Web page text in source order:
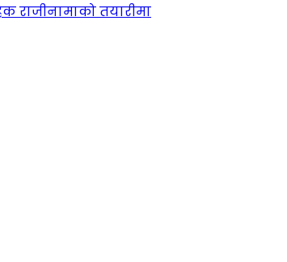
राजीनामाको तयारीमा